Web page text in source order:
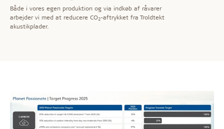
Både i vores egen produktion og via indkøb af råvarer
arbejder vi med at reducere CO2-aftrykket fra Troldtekt
akustikplader.